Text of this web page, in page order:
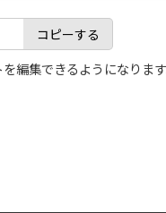
コピーする
編集できるようになります